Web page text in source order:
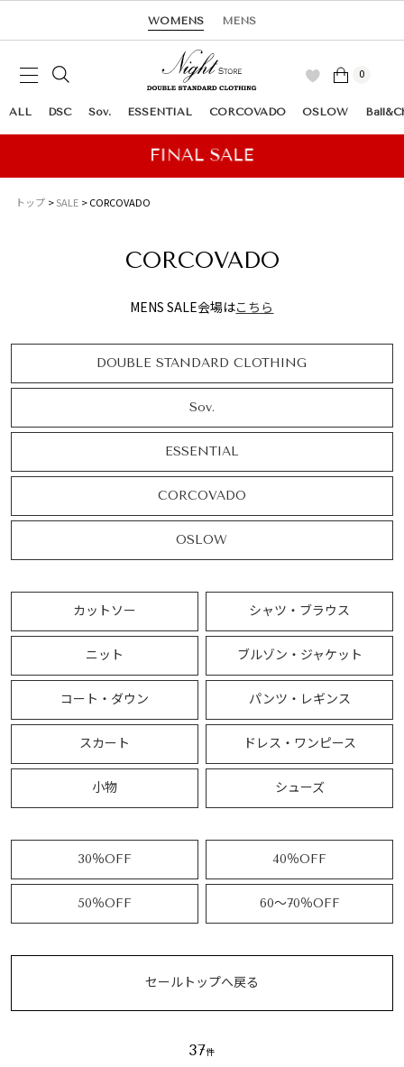
WOMENS MENS
0
ALL DSC Sov. ESSENTIAL CORCOVADO OSLOW
トップ SALE CORCOVADO
CORCOVADO
MENS SALE会場はこちら
DOUBLE STANDARD CLOTHING
Sov.
ESSENTIAL
CORCOVADO
OSLOW
カットソー シャツ・ブラウス
ニット ブルゾン・ジャケット
コート・ダウン パンツ・レギンス
スカート ドレス・ワンピース
小物 シューズ
30％OFF 40％OFF
50％OFF 60～70％OFF
セールトップへ戻る
37